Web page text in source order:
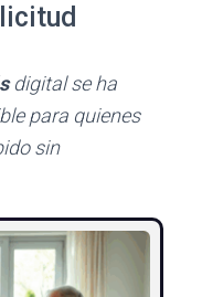
digital se ha
para quienes
sin